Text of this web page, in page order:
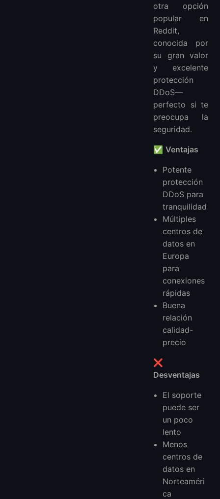
otra opción
popular en
Reddit,
conocida por
su gran valor
y excelente
protección
DDoS—
perfecto si te
preocupa la
seguridad.
✅ Ventajas
Potente
protección
DDoS para
tranquilidad
Múltiples
centros de
datos en
Europa
para
conexiones
rápidas
Buena
relación
calidad-
precio
❌
Desventajas
El soporte
puede ser
un poco
lento
Menos
centros de
datos en
Norteaméri
ca